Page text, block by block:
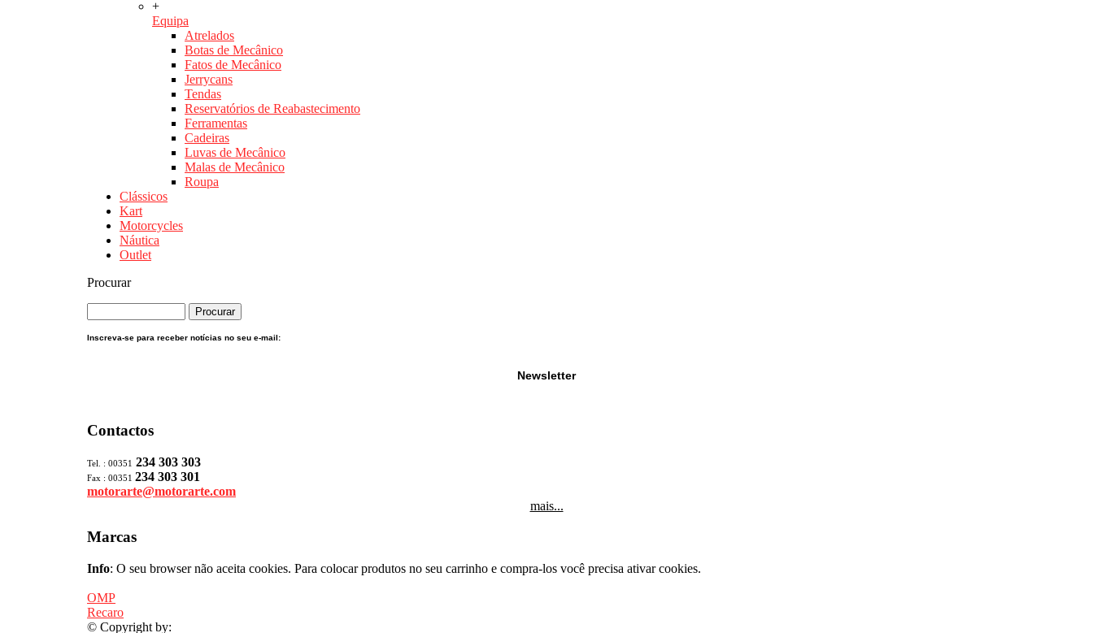
+
Equipa
Atrelados
Botas de Mecânico
Fatos de Mecânico
Jerrycans
Tendas
Reservatórios de Reabastecimento
Ferramentas
Cadeiras
Luvas de Mecânico
Malas de Mecânico
Roupa
Clássicos
Kart
Motorcycles
Náutica
Outlet
Procurar
Inscreva-se para receber notícias no seu e-mail:
Newsletter
Contactos
Tel. : 00351 234 303 303
Fax : 00351 234 303 301
motorarte@motorarte.com
mais...
Marcas
Info: O seu browser não aceita cookies. Para colocar produtos no seu carrinho e compra-los você precisa ativar cookies.
OMP
Recaro
© Copyright by: